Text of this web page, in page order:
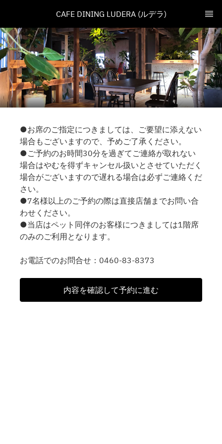
CAFE DINING LUDERA (ルデラ)
●お席のご指定につきましては、ご要望に添えない
場合もございますので、予めご了承ください。
●ご予約のお時間30分を過ぎてご連絡が取れない
場合はやむを得ずキャンセル扱いとさせていただく
場合がございますので遅れる場合は必ずご連絡くだ
さい。
●7名様以上のご予約の際は直接店舗までお問い合
わせください。
●当店はペット同伴のお客様につきましては1階席
のみのご利用となります。
お電話でのお問合せ：0460-83-8373
内容を確認して予約に進む